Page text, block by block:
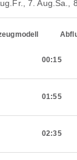
Fr., 7. Aug. Sa.,
00:15
01:55
02:35